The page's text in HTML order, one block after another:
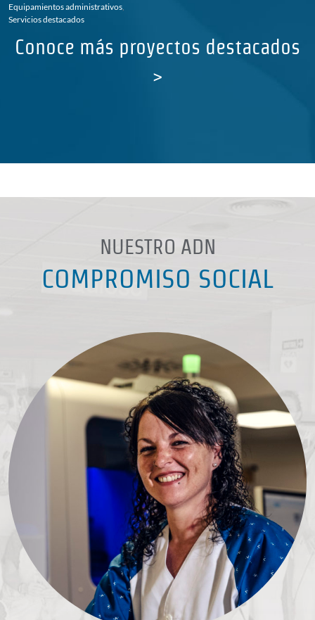
Equipamientos administrativos,
Servicios destacados
Conoce más proyectos destacados
>
NUESTRO ADN
COMPROMISO SOCIAL